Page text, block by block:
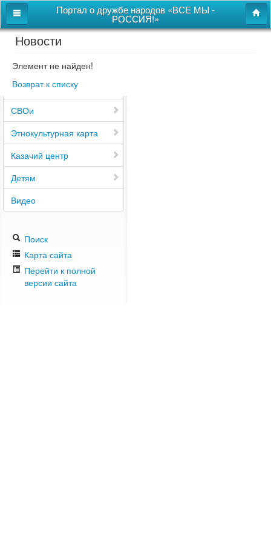
Портал о дружбе народов «ВСЕ МЫ -
РОССИЯ!»
Главная
Дом дружбы народов
Новости
СВОи
Этнокультурная карта
Казачий центр
Детям
Видео
Поиск
Карта сайта
Перейти к полной
версии сайта
Новости
Элемент не найден!
Возврат к списку